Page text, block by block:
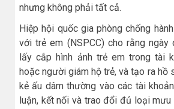
nhưng không phải tất cả.
Hiệp hội quốc gia phòng chống
với trẻ em (NSPCC) cho rằng ngày
lấy cắp hình ảnh trẻ em trong tài
hoặc người giám hộ trẻ, và tạo ra hồ
kẻ ấu dâm thường vào các tài
luận, kết nối và trao đổi đủ loại